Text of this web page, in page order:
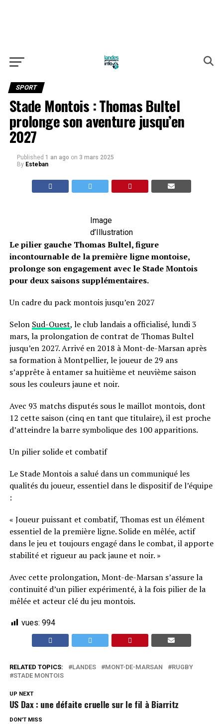
SPORT
Stade Montois : Thomas Bultel
prolonge son aventure jusqu’en
2027
Published 1 an ago on 3 mars 2025
By Esteban
Image
d’Illustration
Le pilier gauche Thomas Bultel, figure
incontournable de la première ligne montoise,
prolonge son engagement avec le Stade Montois
pour deux saisons supplémentaires.
Un cadre du pack montois jusqu’en 2027
Selon Sud-Ouest, le club landais a officialisé, lundi 3
mars, la prolongation de contrat de Thomas Bultel
jusqu’en 2027. Arrivé en 2018 à Mont-de-Marsan après
sa formation à Montpellier, le joueur de 29 ans
s’apprête à entamer sa huitième et neuvième saison
sous les couleurs jaune et noir.
Avec 93 matchs disputés sous le maillot montois, dont
12 cette saison (cinq en tant que titulaire), il est proche
d’atteindre la barre symbolique des 100 apparitions.
Un pilier solide et combatif
Le Stade Montois a salué dans un communiqué les
qualités du joueur, essentiel dans le dispositif de l’équipe
:
« Joueur puissant et combatif, Thomas est un élément
essentiel de la première ligne. Solide en mêlée, actif
dans le jeu et toujours engagé dans le combat, il apporte
stabilité et rigueur au pack jaune et noir. »
Avec cette prolongation, Mont-de-Marsan s’assure la
continuité d’un pilier expérimenté, à la fois pilier de la
mêlée et acteur clé du jeu montois.
vues: 994
RELATED TOPICS: LANDES MONT-DE-MARSAN
RUGBY
STADE MONTOIS
UP NEXT
US Dax : une défaite cruelle sur le fil à Biarritz
DON'T MISS